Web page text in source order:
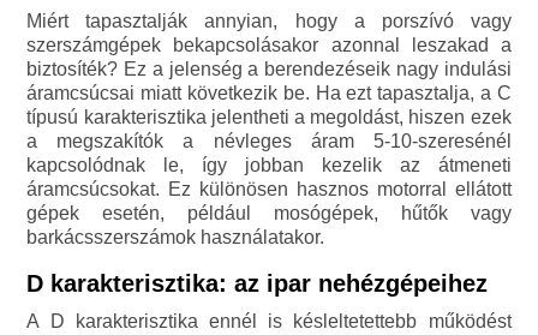
Miért tapasztalják annyian, hogy a porszívó vagy
szerszámgépek bekapcsolásakor azonnal leszakad a
biztosíték? Ez a jelenség a berendezéseik nagy indulási
áramcsúcsai miatt következik be. Ha ezt tapasztalja, a C
típusú karakterisztika jelentheti a megoldást, hiszen ezek
a megszakítók a névleges áram 5-10-szeresénél
kapcsolódnak le, így jobban kezelik az átmeneti
áramcsúcsokat. Ez különösen hasznos motorral ellátott
gépek esetén, például mosógépek, hűtők vagy
barkácsszerszámok használatakor.
D karakterisztika: az ipar nehézgépeihez
A D karakterisztika ennél is késleltetettebb működést